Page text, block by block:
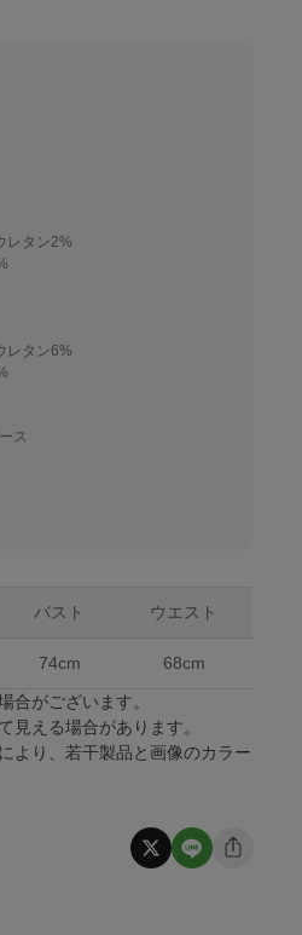
レタン2%
レタン6%
ス
バスト ウエスト
74cm
68cm
合がございます。
見える場合があります。
より、若干製品と画像のカラー